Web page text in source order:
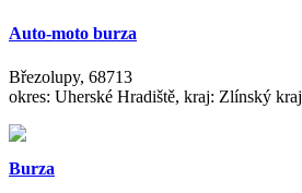
Auto-moto burza
Březolupy, 68713
okres: Uherské Hradiště, kraj: Zlínský kraj
Burza